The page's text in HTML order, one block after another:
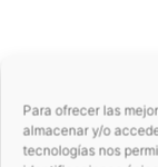
Para ofrecer las
almacenar y/o
tecnologías nos